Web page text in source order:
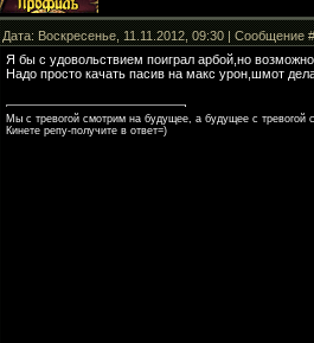
Дата: Воскресенье, 11.11.2012, 09:30 | Сообщение
Я бы с удовольствием поиграл арбой,но
Надо просто качать пасив на макс урон,шмот
Мы с тревогой смотрим на будущее, а будущее с тревогой
Кинете репу-получите в ответ=)